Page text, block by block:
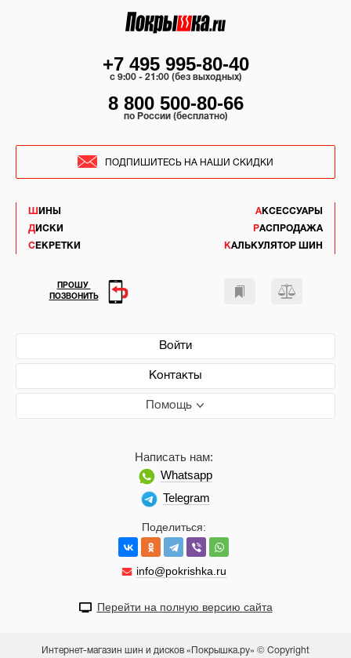
ШИНЫ
ДИСКИ
СЕКРЕТКИ
АКСЕССУАРЫ
РАСПРОДАЖА
КАЛЬКУЛЯТОР ШИН
Войти
Контакты
Помощь
Поделиться:
info@pokrishka.ru
Написать нам:
Whatsapp
Telegram
+7 495 995-80-40
c 9:00 - 21:00 (без выходных)
8 800 500-80-66
по России (бесплатно)
ПОДПИШИТЕСЬ НА НАШИ СКИДКИ
ПРОШУ
ПОЗВОНИТЬ
Перейти на полную версию сайта
Интернет-магазин шин и дисков «Покрышка.ру» © Copyright